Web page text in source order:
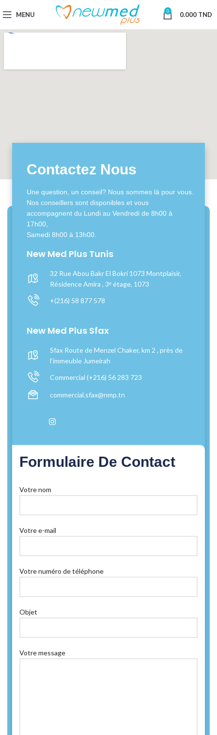
MENU 0 0.000 TND
Contactez Nous
Une question, un conseil? Nous sommes là pour vous.
Nos conseillers sont disponibles et vous
accompagnent du Lundi au Vendredi de 8h00 à
17h00,
Samedi 8h00 à 13h00.
New Med Plus Tunis
32 Rue Abou Bakr El Bokri 1073 Montplaisir,
Résidence Amira , 3ᵉ étage, 1073
+(216) 58 877 578
New Med Plus Sfax
Sfax Route de Menzel Chaker, km 2 , près de
l’immeuble Jumeirah
Commercial (+216) 56 283 723
commercial.sfax@nmp.tn
Formulaire De Contact
Votre nom
Votre e-mail
Votre numéro de téléphone
Objet
Votre message